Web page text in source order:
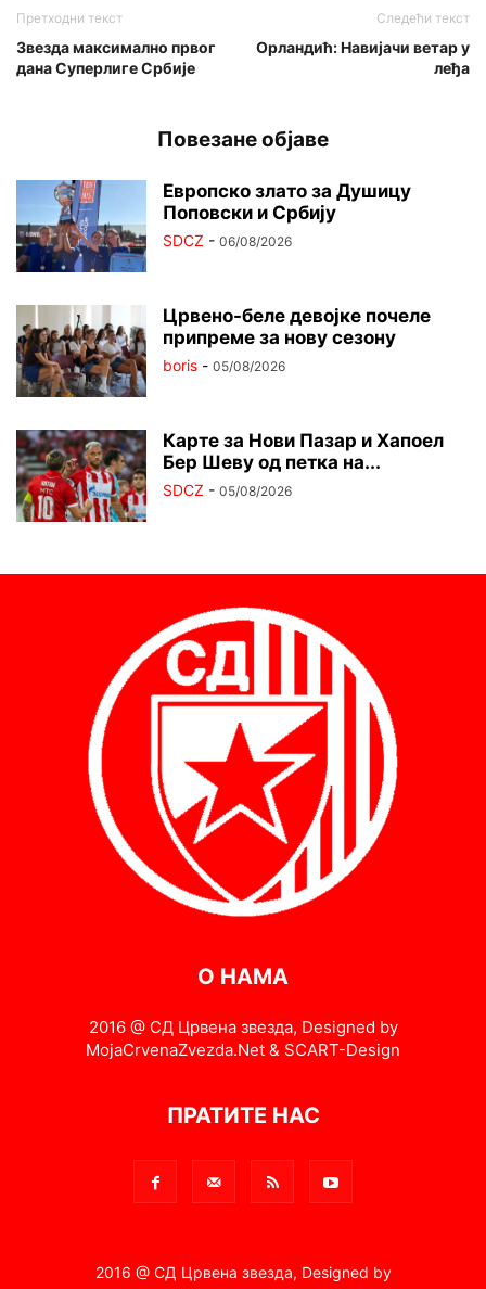
Претходни текст
Звезда максимално првог
дана Суперлиге Србије
Следећи текст
Орландић: Навијачи ветар у
леђа
Повезане објаве
Европско злато за Душицу
Поповски и Србију
SDCZ - 06/08/2026
Црвено-беле девојке почеле
припреме за нову сезону
boris - 05/08/2026
Карте за Нови Пазар и Хапоел
Бер Шеву од петка на...
SDCZ - 05/08/2026
О НАМА
2016 @ СД Црвена звезда, Designed by
MojaCrvenaZvezda.Net & SCART-Design
ПРАТИТЕ НАС
2016 @ СД Црвена звезда, Designed by